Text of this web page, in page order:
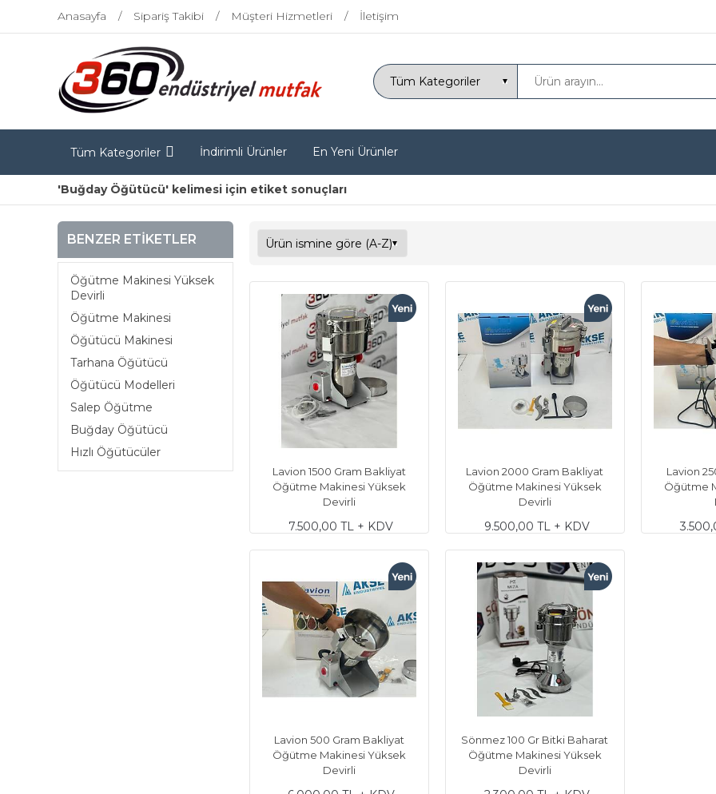
Anasayfa Sipariş Takibi Müşteri Hizmetleri İletişim
Tüm Kategoriler İndirimli Ürünler En Yeni Ürünler
'Buğday Öğütücü' kelimesi için etiket sonuçları
BENZER ETIKETLER
Öğütme Makinesi Yüksek
Devirli
Öğütme Makinesi
Öğütücü Makinesi
Tarhana Öğütücü
Öğütücü Modelleri
Salep Öğütme
Buğday Öğütücü
Hızlı Öğütücüler
Lavion 1500 Gram Bakliyat
Öğütme Makinesi Yüksek
Devirli
7.500,00 TL + KDV
Lavion 2000 Gram Bakliyat
Öğütme Makinesi Yüksek
Devirli
9.500,00 TL + KDV
Lavion
Öğütme
Lavion 500 Gram Bakliyat
Öğütme Makinesi Yüksek
Devirli
Sönmez 100 Gr Bitki Baharat
Öğütme Makinesi Yüksek
Devirli